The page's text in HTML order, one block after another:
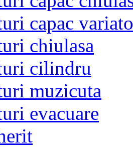
capac
chiulasa
cilindru
muzicuta
evacuare